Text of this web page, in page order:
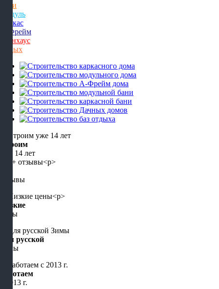
Бани
Модуль
Каркас
А-Фрейм
Барнхаус
Отдых
Строим
уже 14 лет
отзывы
Низкие
цены
Для русской
Зимы
Работаем
с 2013 г.